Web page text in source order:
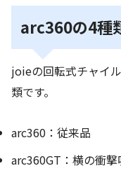
arc360の4種
joieの回転式チャイ
類です。
arc360：従来品
arc360GT：横の衝